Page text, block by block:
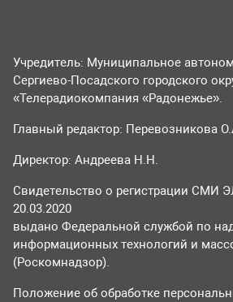
Учредитель: Муниципальное
Сергиево-Посадского городского
«Телерадиокомпания «Радонежье».
Главный редактор: Перевозникова
Директор: Андреева Н.Н.
Свидетельство о регистрации СМИ
20.03.2020
выдано Федеральной службой по
информационных технологий и
(Роскомнадзор).
Положение об обработке